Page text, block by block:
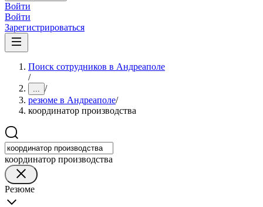
Войти
Войти
Зарегистрироваться
Поиск сотрудников в Андреаполе
/
... /
резюме в Андреаполе/
координатор производства
координатор производства
Резюме